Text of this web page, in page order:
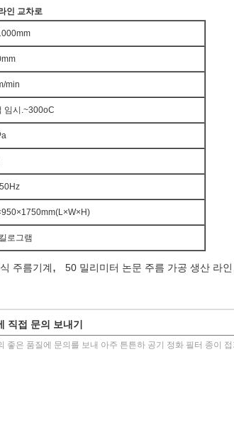
인 교차로
min
임시.~300oC
로그램
주름기계, 50 밀리미터 논문 주름 가공 생산 라인
직접 문의 보내기